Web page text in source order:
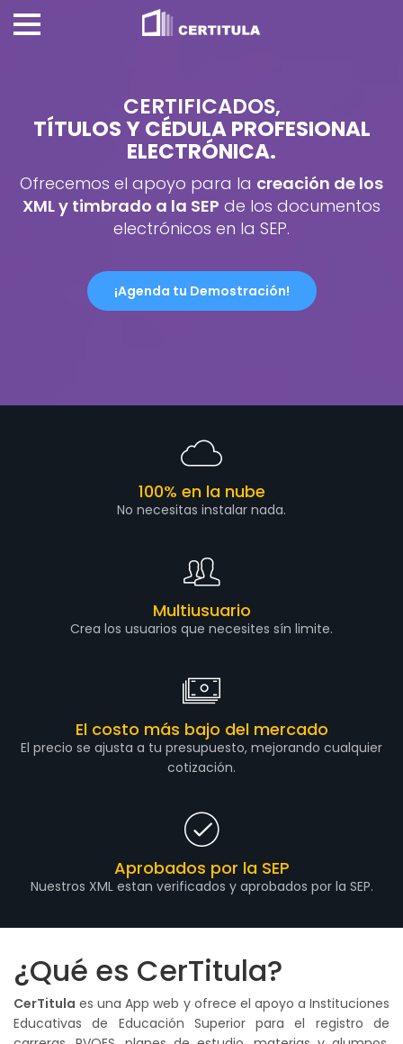
CERTIFICADOS,
TÍTULOS Y CÉDULA PROFESIONAL
ELECTRÓNICA.
Ofrecemos el apoyo para la creación de los
XML y timbrado a la SEP de los documentos
electrónicos en la SEP.
¡Agenda tu Demostración!
100% en la nube
No necesitas instalar nada.
Multiusuario
Crea los usuarios que necesites sín limite.
El costo más bajo del mercado
El precio se ajusta a tu presupuesto, mejorando cualquier
cotización.
Aprobados por la SEP
Nuestros XML estan verificados y aprobados por la SEP.
¿Qué es CerTitula?
CerTitula es una App web y ofrece el apoyo a Instituciones
Educativas de Educación Superior para el registro de